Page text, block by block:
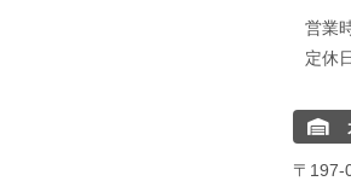
営業
定休
〒197-